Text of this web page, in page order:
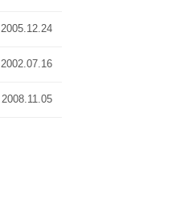
2005.12.24
2002.07.16
2008.11.05